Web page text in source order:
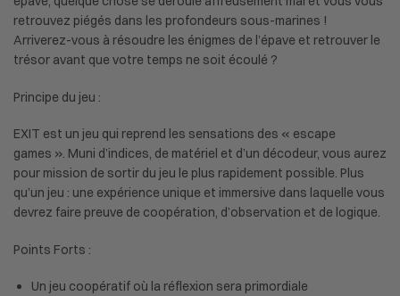
retrouvez piégés dans les profondeurs sous-marines !
Arriverez-vous à résoudre les énigmes de l’épave et retrouver le
trésor avant que votre temps ne soit écoulé ?
Principe du jeu :
EXIT est un jeu qui reprend les sensations des « escape
games ». Muni d’indices, de matériel et d’un décodeur, vous aurez
pour mission de sortir du jeu le plus rapidement possible. Plus
qu’un jeu : une expérience unique et immersive dans laquelle vous
devrez faire preuve de coopération, d’observation et de logique.
Points Forts :
Un jeu coopératif où la réflexion sera primordiale